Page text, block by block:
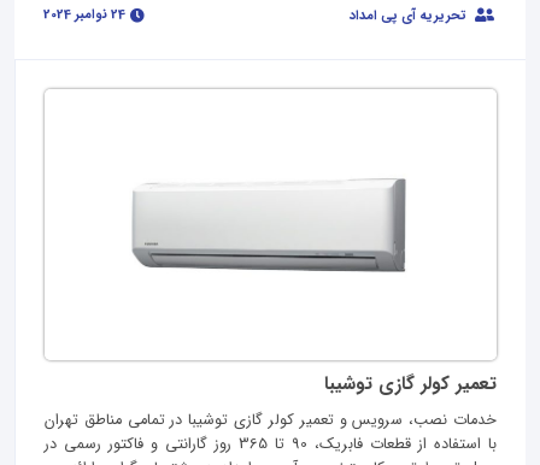
تحریریه آی پی امداد
تعمیر کولر گازی توشیبا
خدمات نصب، سرویس و تعمیر کولر گازی توشیبا در تمامی مناطق تهران
با استفاده از قطعات فابریک، 90 تا 365 روز گارانتی و فاکتور رسمی در